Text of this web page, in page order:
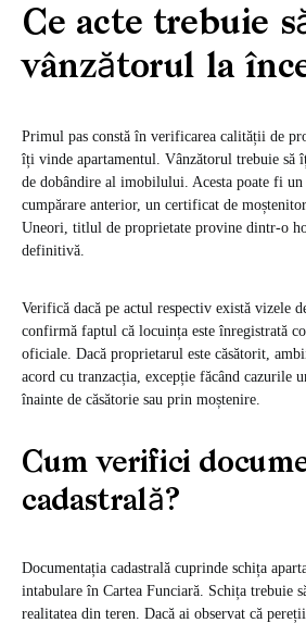
Ce acte trebuie
vânzătorul la
Primul pas constă în verificarea calității de
îți vinde apartamentul. Vânzătorul trebuie să
de dobândire al imobilului. Acesta poate fi un
cumpărare anterior, un certificat de
Uneori, titlul de proprietate provine dintr-o
definitivă.
Verifică dacă pe actul respectiv există vizele
confirmă faptul că locuința este înregistrată
oficiale. Dacă proprietarul este căsătorit,
acord cu tranzacția, excepție făcând cazurile
înainte de căsătorie sau prin moștenire.
Cum verifici
cadastrală?
Documentația cadastrală cuprinde schița
intabulare în Cartea Funciară. Schița trebuie
realitatea din teren. Dacă ai observat că